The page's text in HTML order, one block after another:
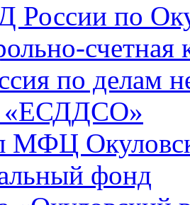
по
счетная
по делам
МФЦ
фонд